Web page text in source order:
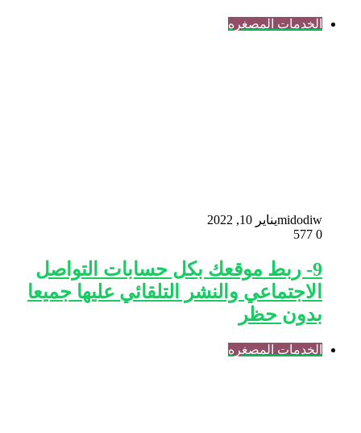
الخدمات المصغره
midodiwيناير 10, 2022
0
9- ربط موقعك بكل حسابات التواصل
الاجتماعي والنشر التلقائي عليها جميعا
بدون حظر
الخدمات المصغره